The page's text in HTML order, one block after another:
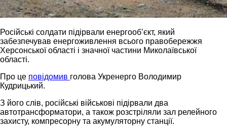
Російські солдати підірвали енергооб’єкт, який
забезпечував енергоживлення всього правобережжя
Херсонської області і значної частини Миколаївської
області.
Про це повідомив голова Укренерго Володимир
Кудрицький.
З його слів, російські військові підірвали два
автотрансформатори, а також розстріляли зал релейного
захисту, компресорну та акумуляторну станції.